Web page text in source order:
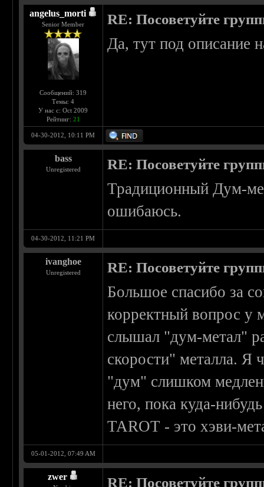
angelus_morti
Senior Member
Сообщений: 319
Темы: 4
У нас с: Oct 2009
Рейтинг: 21
RE: Посоветуйте
Да, тут под описание
04-30-2012, 10:11 PM
bass
Unregistered RE: Посоветуйте
Традиционный Дум-
ошибаюсь.
04-30-2012, 11:21 PM
ivanghoe
Unregistered RE: Посоветуйте
Большое спасибо за
корректный вопрос у
слышал "дум-метал"
скорости" металла. Я
"дум" слишком
него, пока куда-
TAROT - это хэви-
05-01-2012, 07:49 AM
zwer RE: Посоветуйте